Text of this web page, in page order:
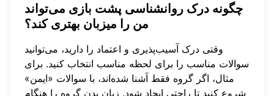
چگونه درک روانشناسی پشت بازی می‌تواند
من را میزبان بهتری کند؟
وقتی درک آسیب‌پذیری و اعتماد را دارید، می‌توانید
سوالات مناسب را برای لحظه مناسب انتخاب کنید. برای
مثال، اگر گروه فقط آشنا شده‌اند، با سوالات «ایمن»
شروع کنید تا راحتی ایجاد شود. زبان بدن گروه را هنگام